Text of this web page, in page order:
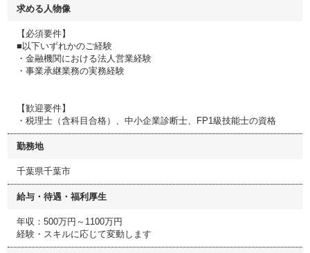
求める人物像
【必須要件】
■以下いずれかのご経験
・金融機関における法人営業経験
・事業承継業務の実務経験
【歓迎要件】
・税理士（含科目合格）、中小企業診断士、FP1級技能士の資格
勤務地
千葉県千葉市
給与・待遇・福利厚生
年収：500万円～1100万円
経験・スキルに応じて変動します